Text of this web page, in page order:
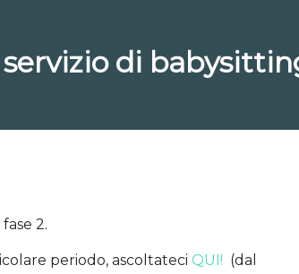
servizio di
2.
periodo, ascoltateci QUI! (dal